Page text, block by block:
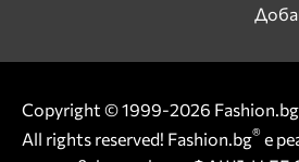
Copyright © 1999-2026
All rights reserved! Fashion.bg® е